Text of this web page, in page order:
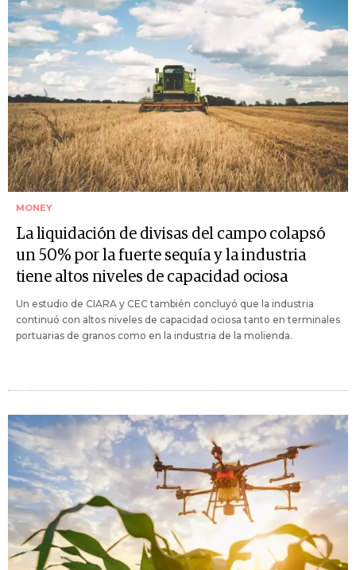
MONEY
La liquidación de divisas del campo colapsó
un 50% por la fuerte sequía y la industria
tiene altos niveles de capacidad ociosa
Un estudio de CIARA y CEC también concluyó que la industria
continuó con altos niveles de capacidad ociosa tanto en terminales
portuarias de granos como en la industria de la molienda.